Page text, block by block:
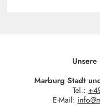
Marburg Stadt
Tel.:
E-Mail: